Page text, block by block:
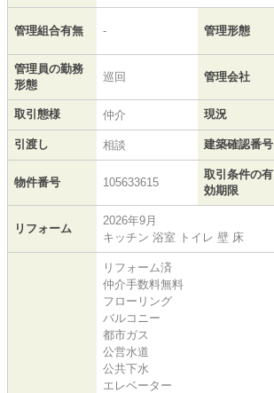
管理組合有無 - 管理形態
管理員の勤務
形態
巡回 管理会社
取引態様 仲介 現況
引渡し 相談 建築確認番号
物件番号 105633615
取引条件の有
効期限
リフォーム
2026年9月
キッチン 浴室 トイレ 壁 床
リフォーム済
仲介手数料無料
フローリング
バルコニー
都市ガス
公営水道
公共下水
エレベーター